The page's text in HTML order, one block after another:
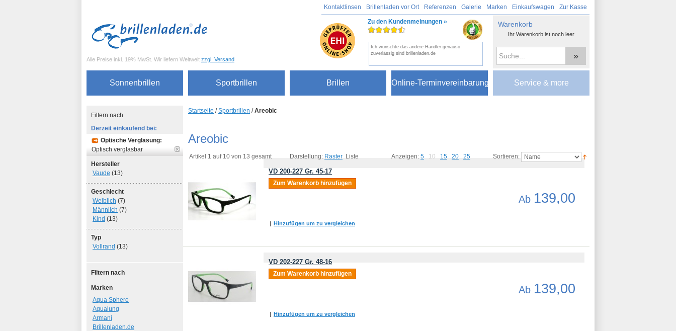
Kontaktlinsen Brillenladen vor Ort Referenzen Galerie Marken Einkaufswagen Zur Kasse
Zu den Kundenmeinungen »
Ich wünschte das andere Händler genauso
zuverlässig sind brillenladen.de
Alle Preise inkl. 19% MwSt. Wir liefern Weltweit zzgl. Versand »
Warenkorb
Ihr Warenkorb ist noch leer
Sonnenbrillen Sportbrillen Brillen Online-Terminvereinbarung Service & more
Startseite /Sportbrillen /Areobic
Areobic
Artikel 1 auf 10 von 13 gesamt Sortieren:
Anzeigen: 5 10 15 20 25
Darstellung: Raster Liste
VD 200-227 Gr. 45-17
Ab 139,00
Zum Warenkorb hinzufügen
| Hinzufügen um zu vergleichen
VD 202-227 Gr. 48-16
Ab 139,00
Zum Warenkorb hinzufügen
| Hinzufügen um zu vergleichen
Filtern nach
Derzeit einkaufend bei:
Optische Verglasung:
Optisch verglasbar
Hersteller
Vaude (13)
Geschlecht
Weiblich (7)
Männlich (7)
Kind (13)
Typ
Vollrand (13)
Filtern nach
Marken
Aqua Sphere
Aqualung
Armani
Brillenladen.de